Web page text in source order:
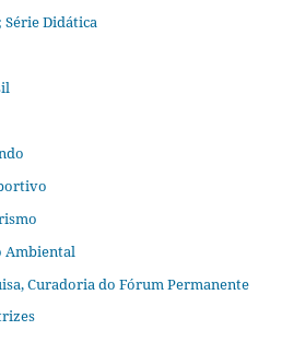
Didática
Ambiental
Curadoria do Fórum Permanente